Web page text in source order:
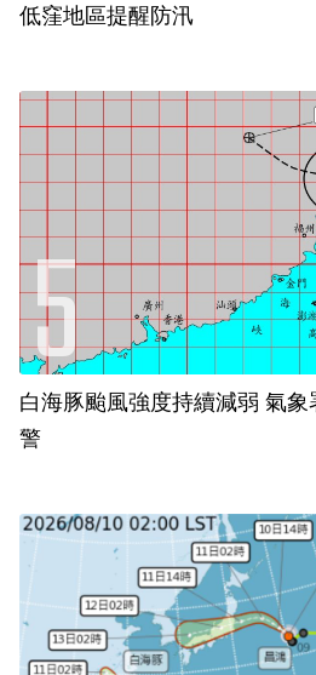
低窪地區提醒防汛
白海豚颱風強度持續減弱 氣
警